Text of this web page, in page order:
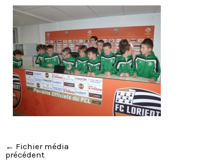
← Fichier média
précédent